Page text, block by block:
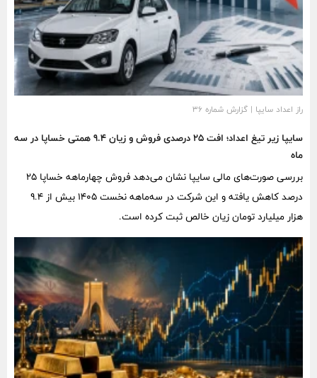
راز اعداد سایپا | گزارش شماره ۳۶
سایپا زیر تیغ اعداد؛ افت ۲۵ درصدی فروش و زیان ۹.۴ همتی خساپا در سه
ماه
بررسی صورت‌های مالی سایپا نشان می‌دهد فروش چهارماهه خساپا ۲۵
درصد کاهش یافته و این شرکت در سه‌ماهه نخست ۱۴۰۵ بیش از ۹.۴
هزار میلیارد تومان زیان خالص ثبت کرده است.